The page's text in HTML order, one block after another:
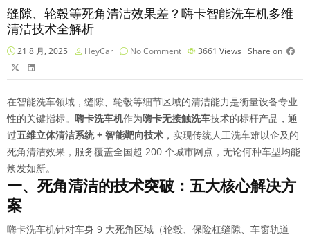
缝隙、轮毂等死角清洁效果差？嗨卡智能洗车机多维
清洁技术全解析
21 8 月, 2025 HeyCar No Comment 3661 Views Share on
在智能洗车领域，缝隙、轮毂等细节区域的清洁能力是衡量设备专业
性的关键指标。 嗨卡洗车机作为嗨卡无接触洗车技术的标杆产品，通
过五维立体清洁系统 + 智能靶向技术 ，实现传统人工洗车难以企及的
死角清洁效果，服务覆盖全国超 200 个城市网点，无论何种车型均能
焕发如新。
一、死角清洁的技术突破：五大核心解决方
案
嗨卡洗车机针对车身 9 大死角区域（轮毂、保险杠缝隙、车窗轨道